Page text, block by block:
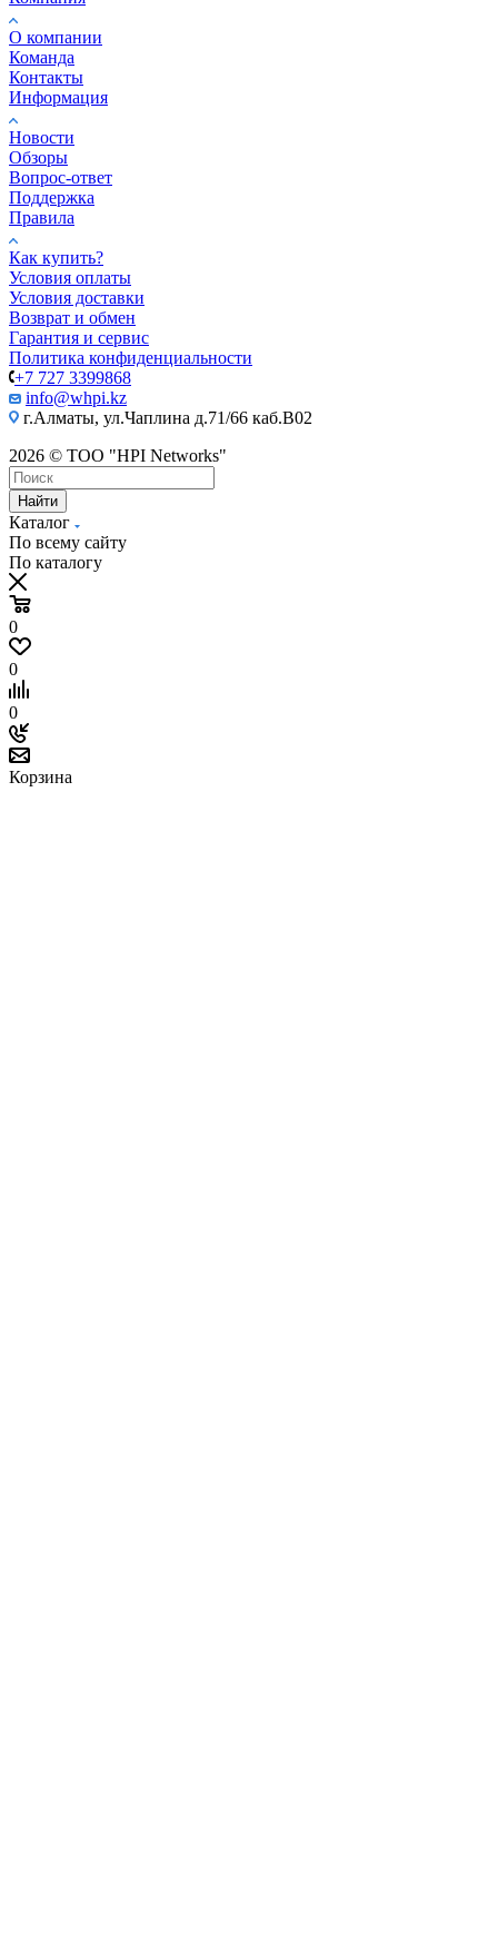
О компании
Команда
Контакты
Информация
Новости
Обзоры
Вопрос-ответ
Поддержка
Правила
Как купить?
Условия оплаты
Условия доставки
Возврат и обмен
Гарантия и сервис
Политика конфиденциальности
+7 727 3399868
info@whpi.kz
г.Алматы, ул.Чаплина д.71/66 каб.B02
2026 © ТОО "HPI Networks"
Найти
Каталог
По всему сайту
По каталогу
0
0
0
Корзина